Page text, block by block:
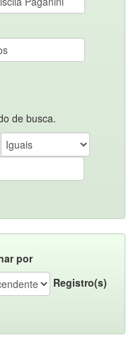
de busca.
por
Registro(s)